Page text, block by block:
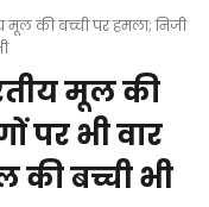
की बच्ची पर हमला; निजी
मूल की
पर भी वार
की बच्ची भी